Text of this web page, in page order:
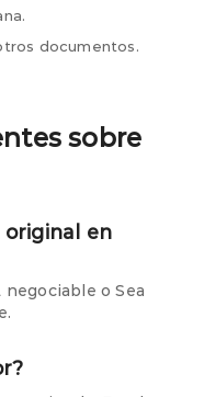
documentos.
sobre
original en
o Sea